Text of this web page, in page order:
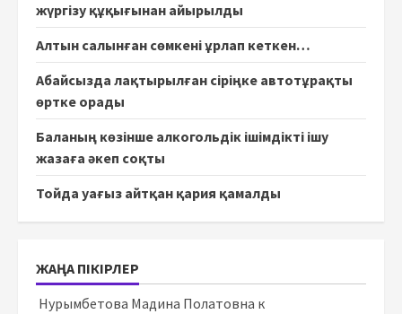
жүргізу құқығынан айырылды
Алтын салынған сөмкені ұрлап кеткен…
Абайсызда лақтырылған сіріңке автотұрақты
өртке орады
Баланың көзінше алкогольдік ішімдікті ішу
жазаға әкеп соқты
Тойда уағыз айтқан қария қамалды
ЖАҢА ПІКІРЛЕР
Нурымбетова Мадина Полатовна к